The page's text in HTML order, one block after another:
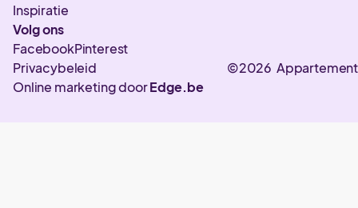
Inspiratie
Volg ons
FacebookPinterest
©2026
Privacybeleid
Online marketing doorEdge.be